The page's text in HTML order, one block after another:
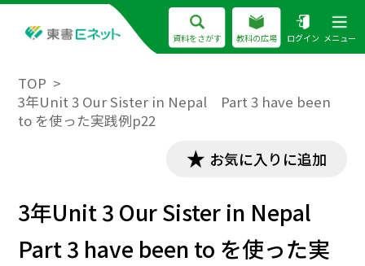
資料をさがす 教科の広場 ログイン メニュー
TOP
3年Unit 3 Our Sister in Nepal Part 3 have been
to を使った実践例p22
お気に入りに追加
3年Unit 3 Our Sister in Nepal
Part 3 have been to を使った実